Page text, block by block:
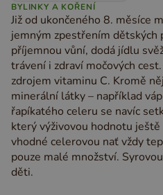
BYLINKY A KOŘENÍ
Již od ukončeného 8. měsíce
jemným zpestřením dětských
příjemnou vůní, dodá jídlu
trávení i zdraví močových
zdrojem vitaminu C. Kromě
minerální látky – například
řapíkatého celeru se navíc
který výživovou hodnotu
vhodné celerovou nať vždy
pouze malé množství.
děti.